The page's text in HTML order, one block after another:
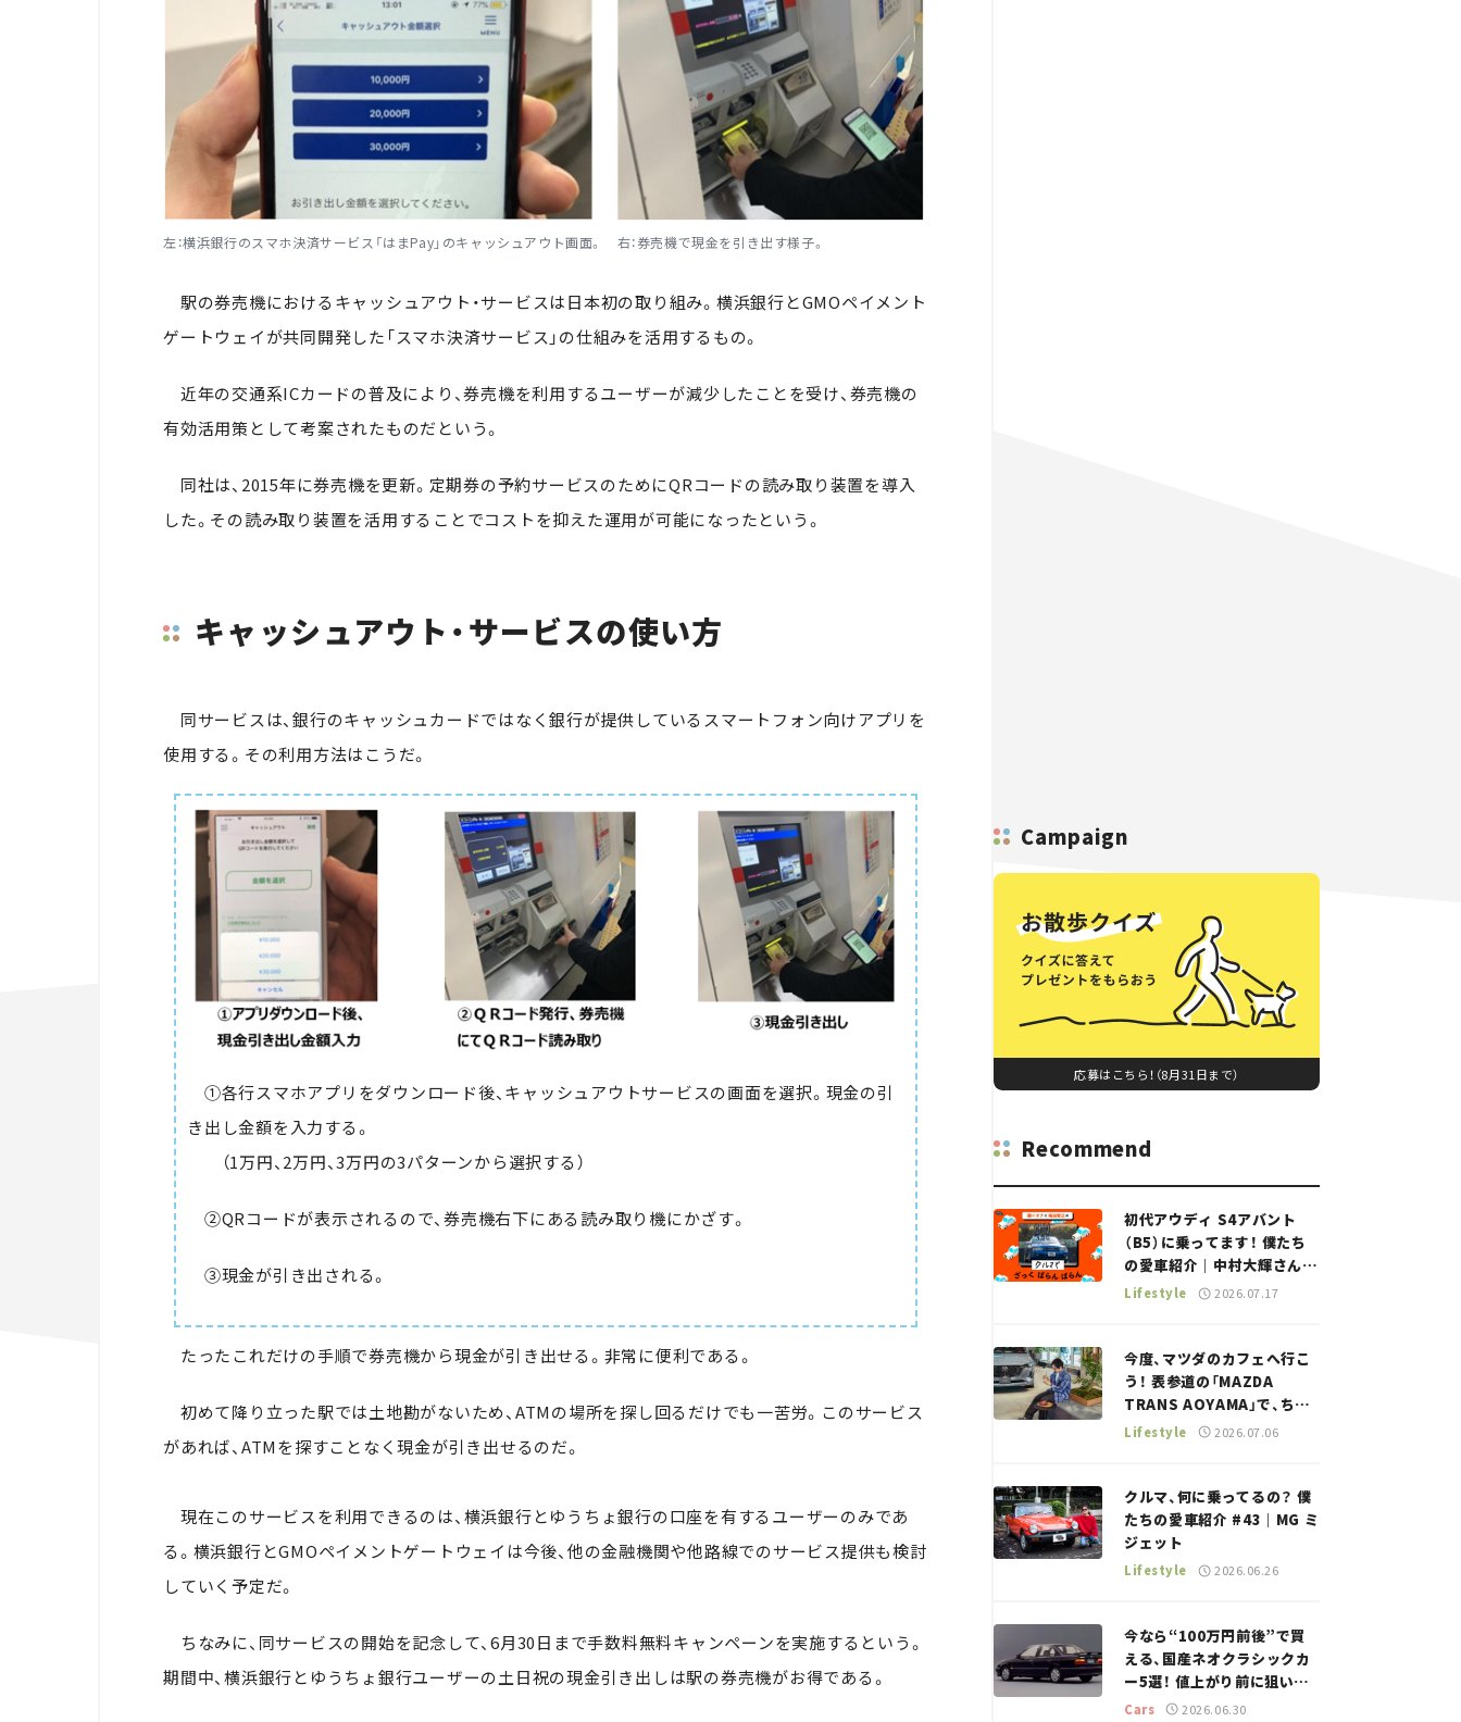
左：横浜銀行のスマホ決済サービス「はまPay」のキャッシュアウト画面。 右：券売機で現金を引き出す様子。
駅の券売機におけるキャッシュアウト・サービスは日本初の取り組み。横浜銀行とGMOペイメント
ゲートウェイが共同開発した「スマホ決済サービス」の仕組みを活用するもの。
近年の交通系ICカードの普及により、券売機を利用するユーザーが減少したことを受け、券売機の
有効活用策として考案されたものだという。
同社は、2015年に券売機を更新。定期券の予約サービスのためにQRコードの読み取り装置を導入
した。その読み取り装置を活用することでコストを抑えた運用が可能になったという。
キャッシュアウト・サービスの使い方
同サービスは、銀行のキャッシュカードではなく銀行が提供しているスマートフォン向けアプリを
使用する。その利用方法はこうだ。
①各行スマホアプリをダウンロード後、キャッシュアウトサービスの画面を選択。現金の引
き出し金額を入力する。
（1万円、2万円、3万円の3パターンから選択する）
②QRコードが表示されるので、券売機右下にある読み取り機にかざす。
③現金が引き出される。
たったこれだけの手順で券売機から現金が引き出せる。非常に便利である。
初めて降り立った駅では土地勘がないため、ATMの場所を探し回るだけでも一苦労。このサービス
があれば、ATMを探すことなく現金が引き出せるのだ。
現在このサービスを利用できるのは、横浜銀行とゆうちょ銀行の口座を有するユーザーのみであ
る。横浜銀行とGMOペイメントゲートウェイは今後、他の金融機関や他路線でのサービス提供も検討
していく予定だ。
ちなみに、同サービスの開始を記念して、6月30日まで手数料無料キャンペーンを実施するという。
期間中、横浜銀行とゆうちょ銀行ユーザーの土日祝の現金引き出しは駅の券売機がお得である。
Campaign
応募はこちら！（8月31日まで）
Recommend
初代アウディ S4アバント
（B5）に乗ってます！ 僕たち
の愛車紹介｜中村大輝さん
——瀬イオナと嶋田智之の
Lifestyle 2026.07.17
今度、マツダのカフェへ行こ
う！ 表参道の「MAZDA
TRANS AOYAMA」で、ちょ
っとひと息。——連載｜CCG
Lifestyle 2026.07.06
クルマ、何に乗ってるの？ 僕
たちの愛車紹介 #43｜MG ミ
ジェット
Lifestyle 2026.06.26
今なら“100万円前後”で買
える、国産ネオクラシックカ
ー5選！ 値上がり前に狙いた
い、中古車探しをお手伝い――ち
Cars 2026.06.30